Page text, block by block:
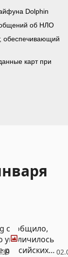
Фото
сообщило,
увеличилось
российских